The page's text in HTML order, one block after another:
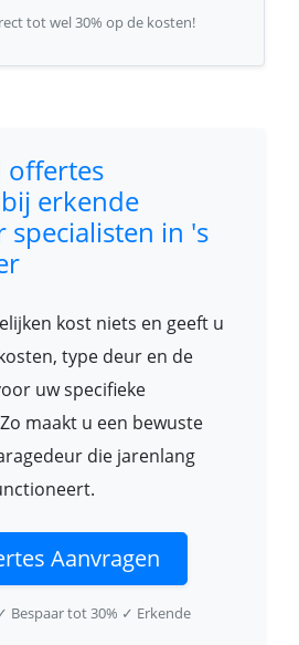
tot wel 30% op de kosten!
offertes
erkende
specialisten in 's
kost niets en geeft u
type deur en de
uw specifieke
maakt u een bewuste
die jarenlang
Aanvragen
Bespaar tot 30% ✓ Erkende